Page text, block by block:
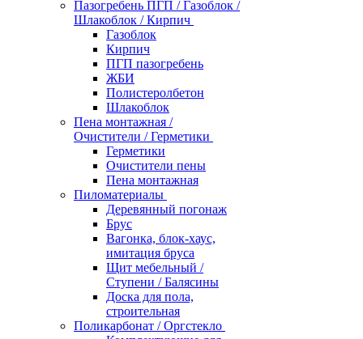
Пазогребень ПГП / Газоблок /
Шлакоблок / Кирпич
Газоблок
Кирпич
ПГП пазогребень
ЖБИ
Полистеролбетон
Шлакоблок
Пена монтажная /
Очистители / Герметики
Герметики
Очистители пены
Пена монтажная
Пиломатериалы
Деревянный погонаж
Брус
Вагонка, блок-хаус,
имитация бруса
Щит мебельный /
Ступени / Балясины
Доска для пола,
строительная
Поликарбонат / Оргстекло